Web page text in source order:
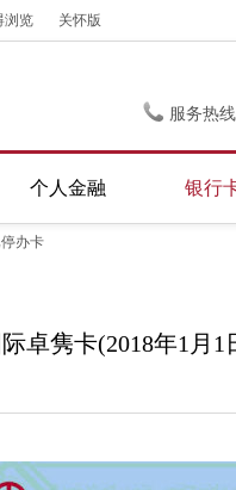
浏览 关怀版
服务热
个人金融 银行
办卡
卓隽卡(2018年1月